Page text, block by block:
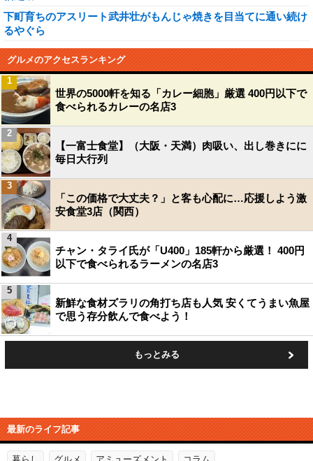
下町育ちのアスリート武井壮がもんじゃ焼きを目当てに通い続け
るやぐら
グルメのアクセスランキング
世界の5000軒を知る「カレー細胞」厳選 400円以下で
食べられるカレーの名店3
1
【一富士食堂】（大阪・天満）肉吸い、出し巻きにに
毎日大行列
2
「この価格で大丈夫？」と客も心配に…応援しよう激
安食堂3店（関西）
3
チャン・タライ氏が「U400」185軒から厳選！ 400円
以下で食べられるラーメンの名店3
4
新鮮な食材ズラリの角打ち店も人気 安くてうまい魚屋
で思う存分飲んで食べよう！
5
もっとみる
最新のライフ記事